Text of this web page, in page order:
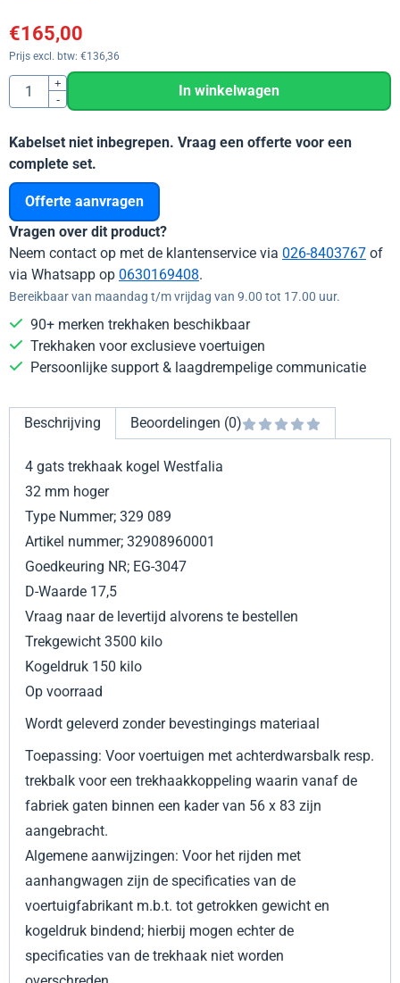
€165,00
Prijs excl. btw: €136,36
Aantal
+
-
In winkelwagen
Kabelset niet inbegrepen. Vraag een offerte voor een
complete set.
Offerte aanvragen
Vragen over dit product?
Neem contact op met de klantenservice via 026-8403767 of
via Whatsapp op 0630169408.
Bereikbaar van maandag t/m vrijdag van 9.00 tot 17.00 uur.
90+ merken trekhaken beschikbaar
Trekhaken voor exclusieve voertuigen
Persoonlijke support & laagdrempelige communicatie
Beschrijving Beoordelingen (0)
4 gats trekhaak kogel Westfalia
32 mm hoger
Type Nummer; 329 089
Artikel nummer; 32908960001
Goedkeuring NR; EG-3047
D-Waarde 17,5
Vraag naar de levertijd alvorens te bestellen
Trekgewicht 3500 kilo
Kogeldruk 150 kilo
Op voorraad
Wordt geleverd zonder bevestingings materiaal
Toepassing: Voor voertuigen met achterdwarsbalk resp.
trekbalk voor een trekhaakkoppeling waarin vanaf de
fabriek gaten binnen een kader van 56 x 83 zijn
aangebracht.
Algemene aanwijzingen: Voor het rijden met
aanhangwagen zijn de specificaties van de
voertuigfabrikant m.b.t. tot getrokken gewicht en
kogeldruk bindend; hierbij mogen echter de
specificaties van de trekhaak niet worden